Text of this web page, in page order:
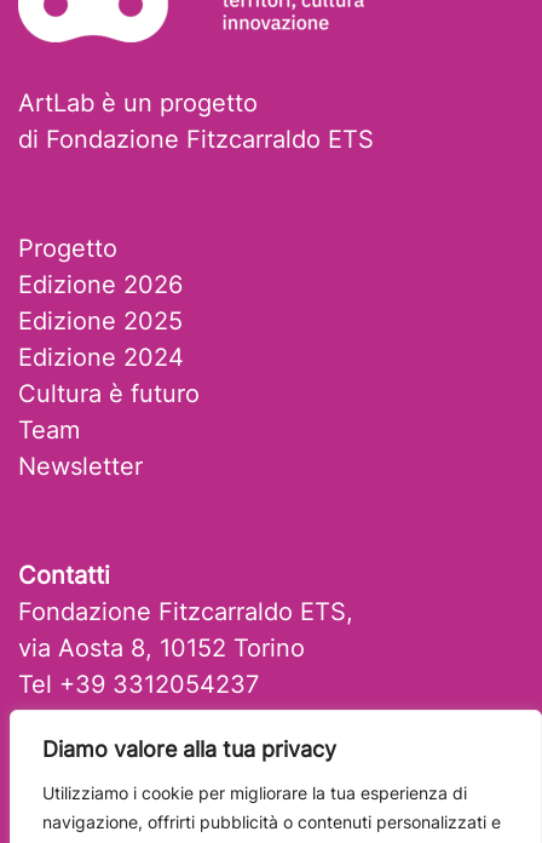
Diamo valore alla tua privacy
Utilizziamo i cookie per migliorare la tua esperienza di
navigazione, offrirti pubblicità o contenuti personalizzati e
ArtLab è un progetto
di Fondazione Fitzcarraldo ETS
Progetto
Edizione 2026
Edizione 2025
Edizione 2024
Cultura è futuro
Team
Newsletter
Contatti
Fondazione Fitzcarraldo ETS,
via Aosta 8, 10152 Torino
Tel +39 3312054237